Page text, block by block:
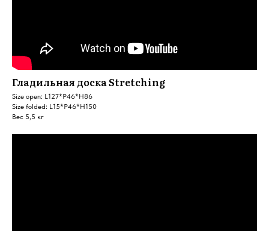
Гладильная доска Stretching
Size open: L127*P46*H86
Size folded: L15*P46*H150
Вес 5,5 кг